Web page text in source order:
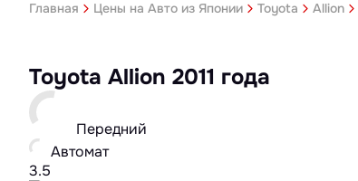
Главная Цены на Авто из Японии Toyota Allion
Toyota Allion 2011 года
Передний
Автомат
3.5